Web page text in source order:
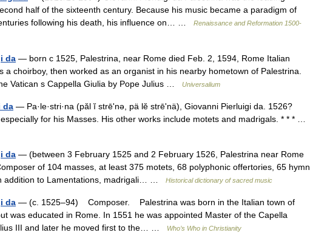
half of the sixteenth century. Because his music became a paradigm of
following his death, his influence on… …
Renaissance and Reformation 1500-
da — born с 1525, Palestrina, near Rome died Feb. 2, 1594, Rome Italian
a choirboy, then worked as an organist in his nearby hometown of Palestrina.
Vatican s Cappella Giulia by Pope Julius …
Universalium
da — Pa·le·stri·na (păl ĭ strēʹnə, pä lĕ strēʹnä), Giovanni Pierluigi da. 1526?
for his Masses. His other works include motets and madrigals. * * * …
da — (between 3 February 1525 and 2 February 1526, Palestrina near Rome
of 104 masses, at least 375 motets, 68 polyphonic offertories, 65 hymn
addition to Lamentations, madrigali… …
Historical dictionary of sacred music
da — (c. 1525–94) Composer. Palestrina was born in the Italian town of
was educated in Rome. In 1551 he was appointed Master of the Capella
III and later he moved first to the… …
Who’s Who in Christianity